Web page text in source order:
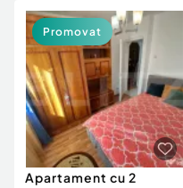
Apartament cu 2
Promovat